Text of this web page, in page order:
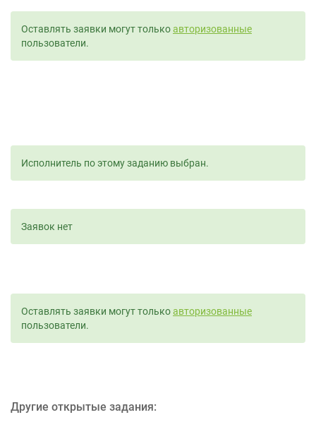
Оставлять заявки могут толькоавторизованные
пользователи.
Исполнитель по этому заданию выбран.
Заявок нет
Оставлять заявки могут толькоавторизованные
пользователи.
Другие открытые задания: